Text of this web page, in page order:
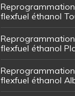
flexfuel éthanol
flexfuel éthanol
flexfuel éthanol